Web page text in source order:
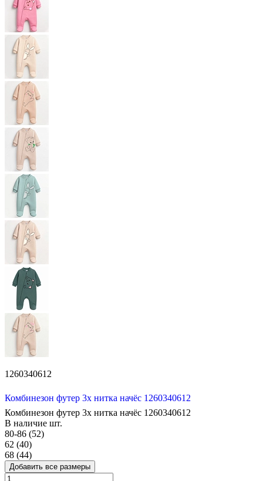
1260340612
Комбинезон футер 3х нитка начёс 1260340612
Комбинезон футер 3х нитка начёс 1260340612
В наличие шт.
80-86 (52)
62 (40)
68 (44)
Добавить все размеры